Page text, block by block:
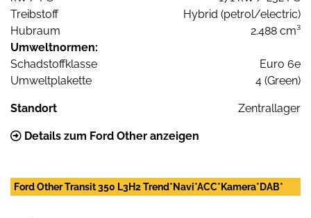
Treibstoff
Hybrid (petrol/electric)
Hubraum
2.488 cm³
Umweltnormen:
Schadstoffklasse
Euro 6e
Umweltplakette
4 (Green)
Standort Zentrallager
Details zum Ford Other anzeigen
Ford Other Transit 350 L3H2 Trend*Navi*ACC*Kamera*DAB*